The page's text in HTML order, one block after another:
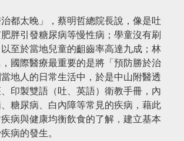
治都太晚」，蔡明哲總院長說，像是吐
胖引發糖尿病等慢性病；學童沒有刷
至於當地兒童的齟齒率高達九成；林
國際醫療最重要的是將「預防勝於治
地人的日常生活中，於是中山附醫透
印製雙語（吐、英語）衛教手冊，內
糖尿病、白內障等常見的疾病，藉此
病與健康均衡飲食的了解，建立基本
病的發生。